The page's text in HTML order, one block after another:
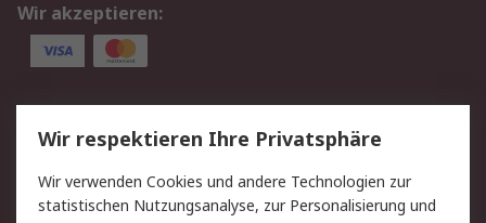
Wir akzeptieren:
Service
Value Added Services
Lieferlösungen
Rücksendungen
Kontakt
Hilfe
Privatkunden
Wir respektieren Ihre Privatsphäre
Wir verwenden Cookies und andere Technologien zur
statistischen Nutzungsanalyse, zur Personalisierung und